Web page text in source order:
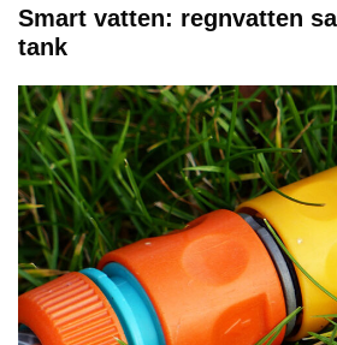
Smart vatten: regnvatten
tank